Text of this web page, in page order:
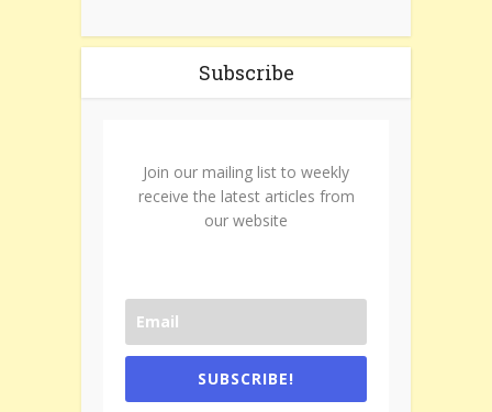
Subscribe
Join our mailing list to weekly
receive the latest articles from
our website
SUBSCRIBE!